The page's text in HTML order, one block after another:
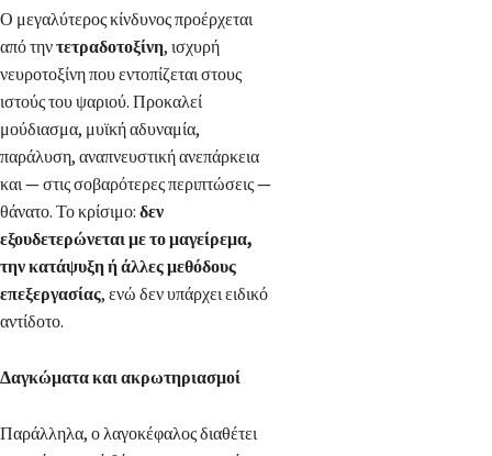
Ο μεγαλύτερος κίνδυνος προέρχεται
από τηντετραδοτοξίνη, ισχυρή
νευροτοξίνη που εντοπίζεται στους
ιστούς του ψαριού. Προκαλεί
μούδιασμα, μυϊκή αδυναμία,
παράλυση, αναπνευστική ανεπάρκεια
και — στις σοβαρότερες περιπτώσεις —
θάνατο. Το κρίσιμο: δεν
εξουδετερώνεται με το μαγείρεμα,
την κατάψυξη ή άλλες μεθόδους
επεξεργασίας, ενώ δεν υπάρχει ειδικό
αντίδοτο.
Δαγκώματα και ακρωτηριασμοί
Παράλληλα, ο λαγοκέφαλος διαθέτει